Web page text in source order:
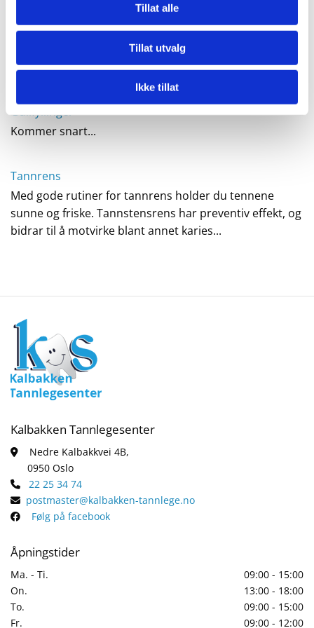
Tillat alle
Tillat utvalg
Ikke tillat
Behandlingen blir nødvendig når f.eks. et hull har fått
mulighet til å utvikle seg så dypt inn mot tannens midte
at det skader nerven som ligger der...
Gullfyllinger
Kommer snart...
Tannrens
Med gode rutiner for tannrens holder du tennene
sunne og friske. Tannstensrens har preventiv effekt, og
bidrar til å motvirke blant annet karies...
Kalbakken Tannlegesenter

Nedre Kalbakkvei 4B,
0950 Oslo
 22 25 34 74
 postmaster@kalbakken-tannlege.no
 Følg på facebook
Åpningstider
Ma. - Ti.
09:00 - 15:00
On.
13:00 - 18:00
To.
09:00 - 15:00
Fr.
09:00 - 12:00